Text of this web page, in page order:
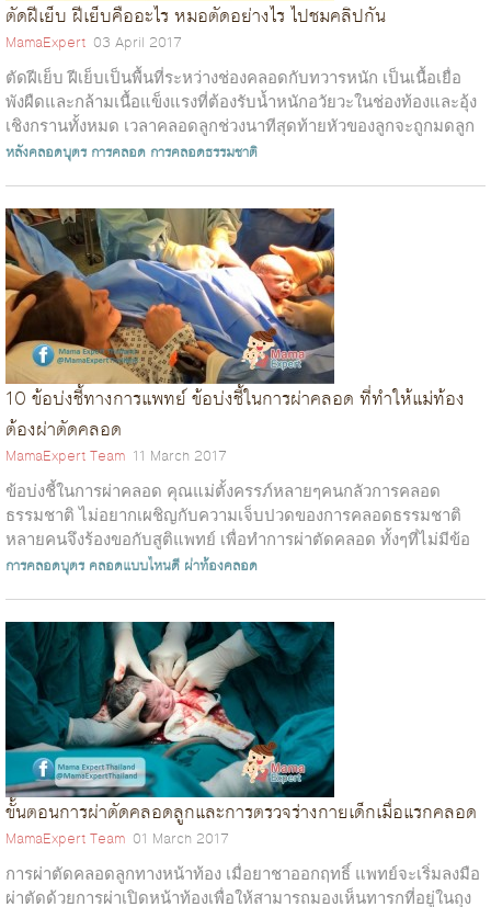
ตัดฝีเย็บ ฝีเย็บคืออะไร หมอตัดอย่างไร ไปชมคลิปกัน
MamaExpert 03 April 2017
ตัดฝีเย็บ ฝีเย็บเป็นพื้นที่ระหว่างช่องคลอดกับทวารหนัก เป็นเนื้อเยื่อ
พังผืดและกล้ามเนื้อแข็งแรงที่ต้องรับน้ำหนักอวัยวะในช่องท้องและอุ้ง
เชิงกรานทั้งหมด เวลาคลอดลูกช่วงนาทีสุดท้ายหัวของลูกจะถูกมดลูก
บีบด...
หลังคลอดบุตร การคลอด การคลอดธรรมชาติ
10 ข้อบ่งชี้ทางการแพทย์ ข้อบ่งชี้ในการผ่าคลอด ที่ทำให้แม่ท้อง
ต้องผ่าตัดคลอด
MamaExpert Team 11 March 2017
ข้อบ่งชี้ในการผ่าคลอด คุณแม่ตั้งครรภ์หลายๆคนกลัวการคลอด
ธรรมชาติ ไม่อยากเผชิญกับความเจ็บปวดของการคลอดธรรมชาติ
หลายคนจึงร้องขอกับสูติแพทย์ เพื่อทำการผ่าตัดคลอด ทั้งๆที่ไม่มีข้อ
บ่งชี้ว่าต้องผ่าตัด คุณทร...
การคลอดบุตร คลอดแบบไหนดี ผ่าท้องคลอด
ขั้นตอนการผ่าตัดคลอดลูกและการตรวจร่างกายเด็กเมื่อแรกคลอด
MamaExpert Team 01 March 2017
การผ่าตัดคลอดลูกทางหน้าท้อง เมื่อยาชาออกฤทธิ์ แพทย์จะเริ่มลงมือ
ผ่าตัดด้วยการผ่าเปิดหน้าท้องเพื่อให้สามารถมองเห็นทารกที่อยู่ในถุง